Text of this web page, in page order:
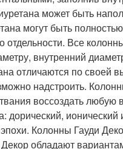
может быть
могут быть
Все
внутренний
отличаются по своей
надстроить.
воссоздать
дорический,
Колонны Гауди
обладают